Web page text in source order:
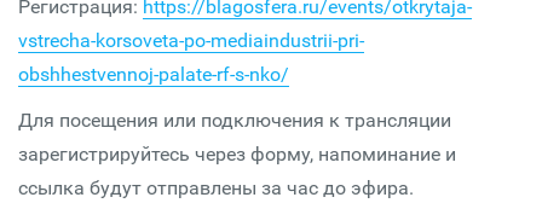
Регистрация: https://blagosfera.ru/events/otkrytaja-
vstrecha-korsoveta-po-mediaindustrii-pri-
obshhestvennoj-palate-rf-s-nko/
Для посещения или подключения к трансляции
зарегистрируйтесь через форму, напоминание и
ссылка будут отправлены за час до эфира.